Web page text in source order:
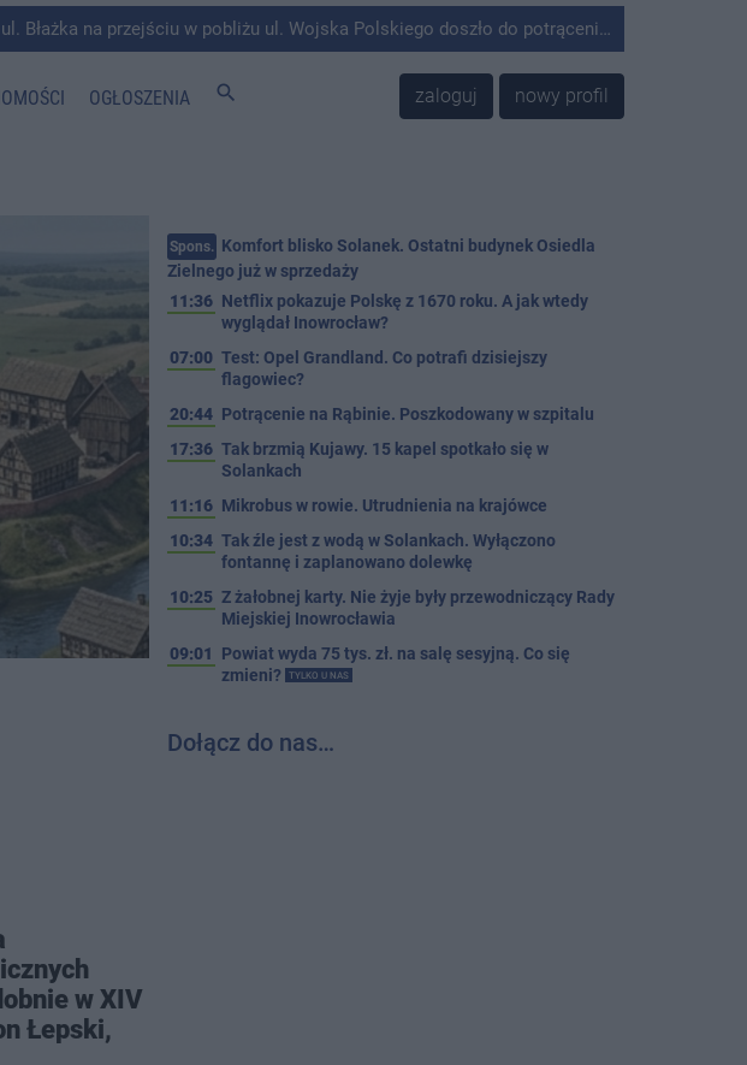
na przejściu w pobliżu ul. Wojska Polskiego doszło do potrącenia mężczyzny przez kierującego Mercedesem.
OGŁOSZENIA search zaloguj nowy profil
w XIV
Łepski,
Spons. Komfort blisko Solanek. Ostatni budynek Osiedla
Zielnego już w sprzedaży
11:36 Netflix pokazuje Polskę z 1670 roku. A jak wtedy
wyglądał Inowrocław?
07:00 Test: Opel Grandland. Co potrafi dzisiejszy
flagowiec?
20:44 Potrącenie na Rąbinie. Poszkodowany w szpitalu
17:36 Tak brzmią Kujawy. 15 kapel spotkało się w
Solankach
11:16 Mikrobus w rowie. Utrudnienia na krajówce
10:34 Tak źle jest z wodą w Solankach. Wyłączono
fontannę i zaplanowano dolewkę
10:25 Z żałobnej karty. Nie żyje były przewodniczący Rady
Miejskiej Inowrocławia
09:01
Powiat wyda 75 tys. zł. na salę sesyjną. Co się
zmieni?
TYLKO U NAS
Dołącz do nas…